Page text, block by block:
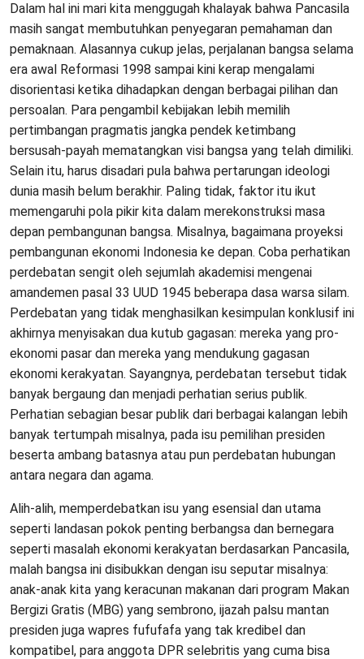
Dalam hal ini mari kita menggugah khalayak bahwa Pancasila
masih sangat membutuhkan penyegaran pemahaman dan
pemaknaan. Alasannya cukup jelas, perjalanan bangsa selama
era awal Reformasi 1998 sampai kini kerap mengalami
disorientasi ketika dihadapkan dengan berbagai pilihan dan
persoalan. Para pengambil kebijakan lebih memilih
pertimbangan pragmatis jangka pendek ketimbang
bersusah-payah mematangkan visi bangsa yang telah dimiliki.
Selain itu, harus disadari pula bahwa pertarungan ideologi
dunia masih belum berakhir. Paling tidak, faktor itu ikut
memengaruhi pola pikir kita dalam merekonstruksi masa
depan pembangunan bangsa. Misalnya, bagaimana proyeksi
pembangunan ekonomi Indonesia ke depan. Coba perhatikan
perdebatan sengit oleh sejumlah akademisi mengenai
amandemen pasal 33 UUD 1945 beberapa dasa warsa silam.
Perdebatan yang tidak menghasilkan kesimpulan konklusif ini
akhirnya menyisakan dua kutub gagasan: mereka yang pro-
ekonomi pasar dan mereka yang mendukung gagasan
ekonomi kerakyatan. Sayangnya, perdebatan tersebut tidak
banyak bergaung dan menjadi perhatian serius publik.
Perhatian sebagian besar publik dari berbagai kalangan lebih
banyak tertumpah misalnya, pada isu pemilihan presiden
beserta ambang batasnya atau pun perdebatan hubungan
antara negara dan agama.
Alih-alih, memperdebatkan isu yang esensial dan utama
seperti landasan pokok penting berbangsa dan bernegara
seperti masalah ekonomi kerakyatan berdasarkan Pancasila,
malah bangsa ini disibukkan dengan isu seputar misalnya:
anak-anak kita yang keracunan makanan dari program Makan
Bergizi Gratis (MBG) yang sembrono, ijazah palsu mantan
presiden juga wapres fufufafa yang tak kredibel dan
kompatibel, para anggota DPR selebritis yang cuma bisa